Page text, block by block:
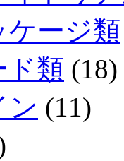
ケージ類
ド類 (18)
ン (11)